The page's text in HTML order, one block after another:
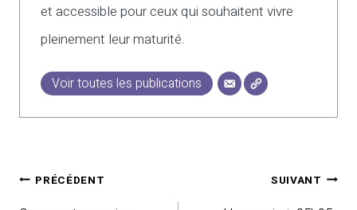
et accessible pour ceux qui souhaitent vivre
pleinement leur maturité.
Voir toutes les publications
Navigation
PRÉCÉDENT SUIVANT